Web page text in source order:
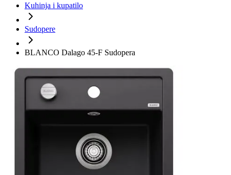
Kuhinja i kupatilo
Sudopere
BLANCO Dalago 45-F Sudopera